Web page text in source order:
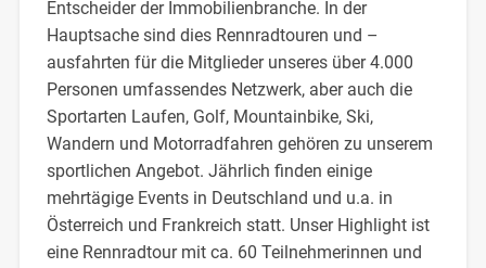
Entscheider der Immobilienbranche. In der
Hauptsache sind dies Rennradtouren und –
ausfahrten für die Mitglieder unseres über 4.000
Personen umfassendes Netzwerk, aber auch die
Sportarten Laufen, Golf, Mountainbike, Ski,
Wandern und Motorradfahren gehören zu unserem
sportlichen Angebot. Jährlich finden einige
mehrtägige Events in Deutschland und u.a. in
Österreich und Frankreich statt. Unser Highlight ist
eine Rennradtour mit ca. 60 Teilnehmerinnen und